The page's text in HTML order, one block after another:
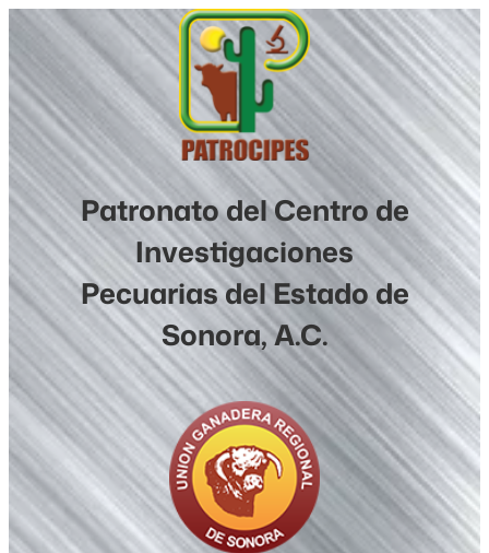
Saltar
contenido
Patronato del Centro de
Investigaciones
Pecuarias del Estado de
Sonora, A.C.